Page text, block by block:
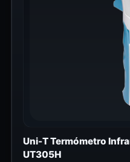
Uni-T Termómetro
UT305H